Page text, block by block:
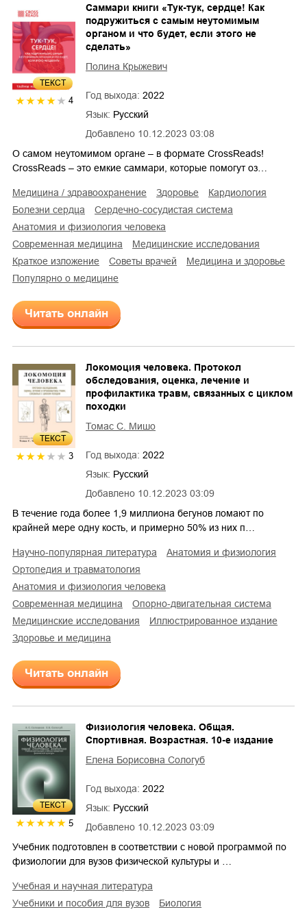
ТЕКСТ
4
Добавлено 10.12.2023 03:08
Саммари книги «Тук-тук, сердце! Как
подружиться с самым неутомимым
органом и что будет, если этого не
сделать»
Полина Крыжевич
Год выхода: 2022
Язык: Русский
О самом неутомимом органе – в формате CrossReads!
CrossReads – это емкие саммари, которые помогут оз…
медицина / здравоохранение здоровье
кардиология
болезни сердца
сердечно-сосудистая система
анатомия и физиология человека
современная медицина
медицинские исследования
краткое изложение
советы врачей
медицина и здоровье
популярно о медицине
Читать онлайн
ТЕКСТ
3
Добавлено 10.12.2023 03:09
Локомоция человека. Протокол
обследования, оценка, лечение и
профилактика травм, связанных с циклом
походки
Томас С. Мишо
Год выхода: 2022
Язык: Русский
В течение года более 1,9 миллиона бегунов ломают по
крайней мере одну кость, и примерно 50% из них п…
научно-популярная литература
анатомия и физиология
ортопедия и травматология
анатомия и физиология человека
современная медицина
опорно-двигательная система
медицинские исследования
иллюстрированное издание
здоровье и медицина
Читать онлайн
ТЕКСТ
5 Добавлено 10.12.2023 03:09
Физиология человека. Общая.
Спортивная. Возрастная. 10-е издание
Елена Борисовна Сологуб
Год выхода: 2022
Язык: Русский
Учебник подготовлен в соответствии с новой программой по
физиологии для вузов физической культуры и …
учебная и научная литература
учебники и пособия для вузов
биология